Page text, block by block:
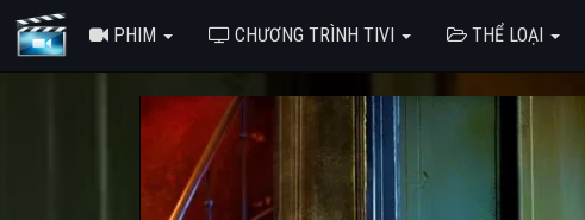
PHIM CHƯƠNG TRÌNH TIVI THỂ LOẠI